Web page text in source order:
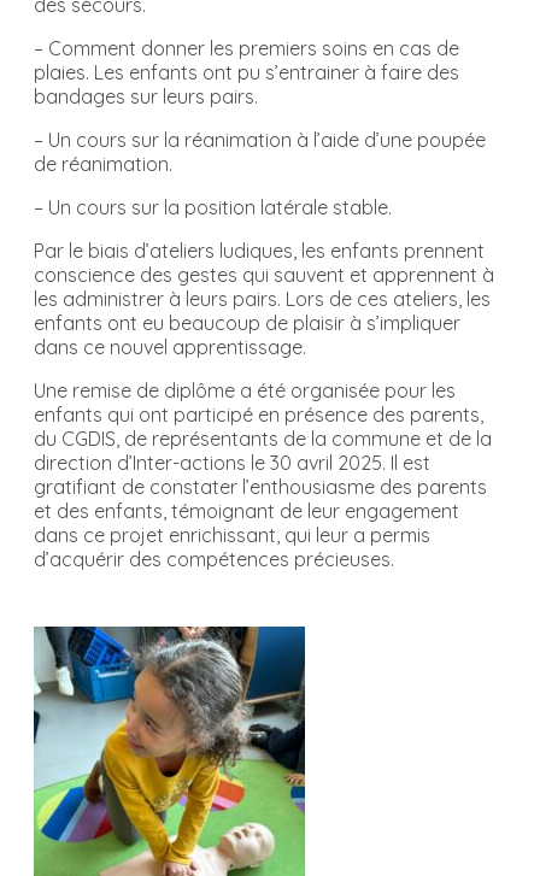
– Comment donner les premiers soins en cas de
plaies. Les enfants ont pu s’entrainer à faire des
bandages sur leurs pairs.
– Un cours sur la réanimation à l’aide d’une poupée
de réanimation.
– Un cours sur la position latérale stable.
Par le biais d’ateliers ludiques, les enfants prennent
conscience des gestes qui sauvent et apprennent à
les administrer à leurs pairs. Lors de ces ateliers, les
enfants ont eu beaucoup de plaisir à s’impliquer
dans ce nouvel apprentissage.
Une remise de diplôme a été organisée pour les
enfants qui ont participé en présence des parents,
du CGDIS, de représentants de la commune et de la
direction d’Inter-actions le 30 avril 2025. Il est
gratifiant de constater l’enthousiasme des parents
et des enfants, témoignant de leur engagement
dans ce projet enrichissant, qui leur a permis
d’acquérir des compétences précieuses.